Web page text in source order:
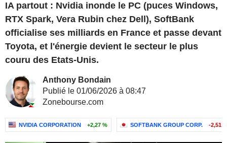
IA partout : Nvidia inonde le PC (puces Windows,
RTX Spark, Vera Rubin chez Dell), SoftBank
officialise ses milliards en France et passe devant
Toyota, et l'énergie devient le secteur le plus
couru des Etats-Unis.
Anthony Bondain
Publié le 01/06/2026 à 08:47
Zonebourse.com
NVIDIA CORPORATION +2,27 % SOFTBANK GROUP CORP. -2,51